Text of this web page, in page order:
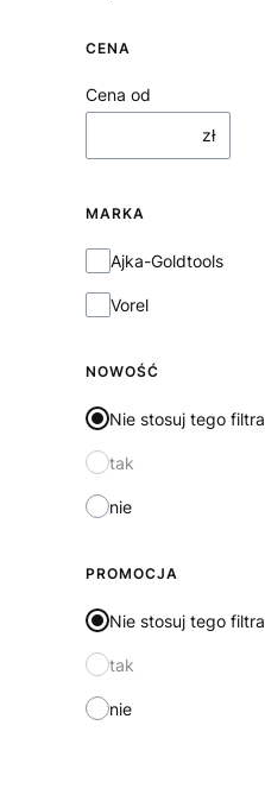
CENA
Cena od
zł
MARKA
Marka
Ajka-Goldtools
Vorel
NOWOŚĆ
Nie stosuj tego filtra
tak
nie
PROMOCJA
Nie stosuj tego filtra
tak
nie